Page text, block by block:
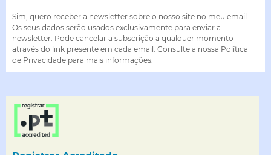
Sim, quero receber a newsletter sobre o nosso site no meu email.
Os seus dados serão usados exclusivamente para enviar a
newsletter. Pode cancelar a subscrição a qualquer momento
através do link presente em cada email. Consulte a nossa Política
de Privacidade para mais informações.